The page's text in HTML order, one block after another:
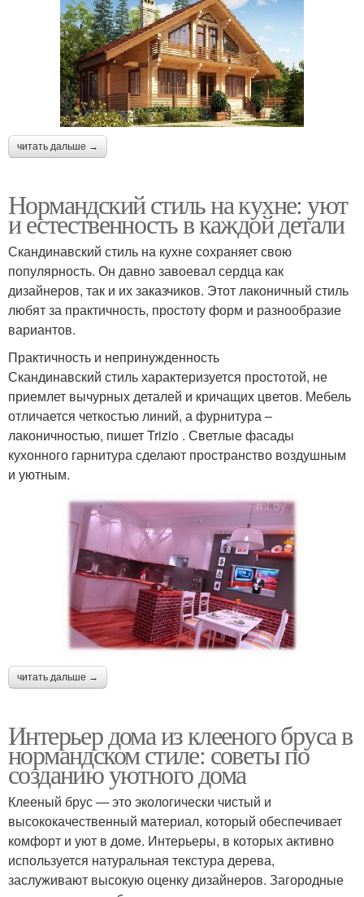
читать дальше →
Нормандский стиль на кухне: уют
и естественность в каждой детали
Скандинавский стиль на кухне сохраняет свою
популярность. Он давно завоевал сердца как
дизайнеров, так и их заказчиков. Этот лаконичный стиль
любят за практичность, простоту форм и разнообразие
вариантов.
Практичность и непринужденность
Скандинавский стиль характеризуется простотой, не
приемлет вычурных деталей и кричащих цветов. Мебель
отличается четкостью линий, а фурнитура –
лаконичностью, пишет Trizio . Светлые фасады
кухонного гарнитура сделают пространство воздушным
и уютным.
читать дальше →
Интерьер дома из клееного бруса в
нормандском стиле: советы по
созданию уютного дома
Клееный брус — это экологически чистый и
высококачественный материал, который обеспечивает
комфорт и уют в доме. Интерьеры, в которых активно
используется натуральная текстура дерева,
заслуживают высокую оценку дизайнеров. Загородные